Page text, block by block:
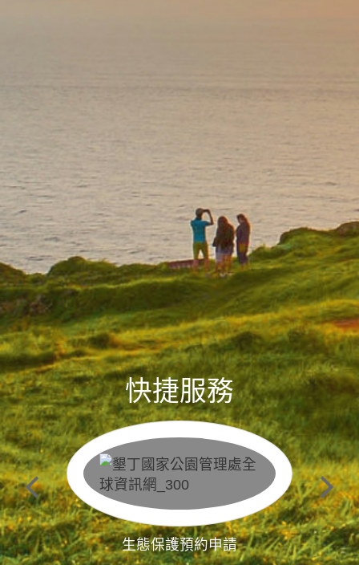
快捷服務
生態保護預約申請